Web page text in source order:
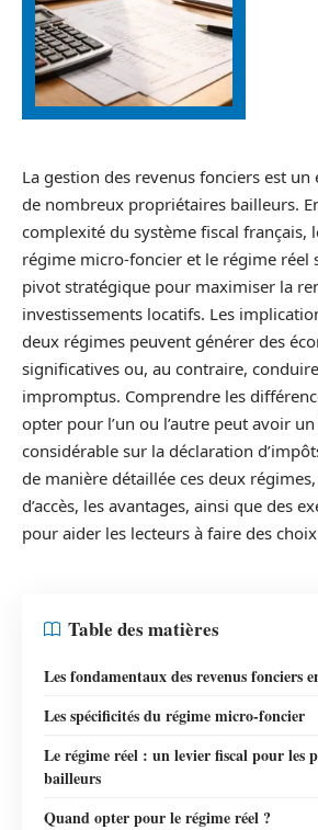
La gestion des revenus fonciers est
de nombreux propriétaires bailleurs.
complexité du système fiscal français,
régime micro-foncier et le régime réel
pivot stratégique pour maximiser la
investissements locatifs. Les
deux régimes peuvent générer des
significatives ou, au contraire,
impromptus. Comprendre les
opter pour l’un ou l’autre peut avoir
considérable sur la déclaration
de manière détaillée ces deux
d’accès, les avantages, ainsi que des
pour aider les lecteurs à faire des
Table des matières
Les fondamentaux des revenus fonciers
Les spécificités du régime micro-foncier
Le régime réel : un levier fiscal pour les
bailleurs
Quand opter pour le régime réel ?